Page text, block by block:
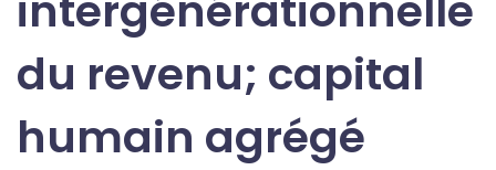
du revenu; capital
humain agrégé